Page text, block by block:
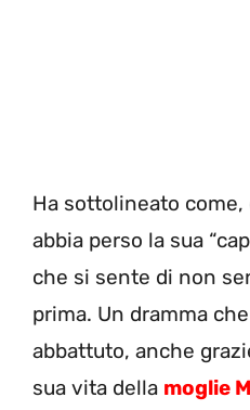
Ha sottolineato come,
abbia perso la sua
che si sente di non
prima. Un dramma
abbattuto, anche
sua vita della moglie